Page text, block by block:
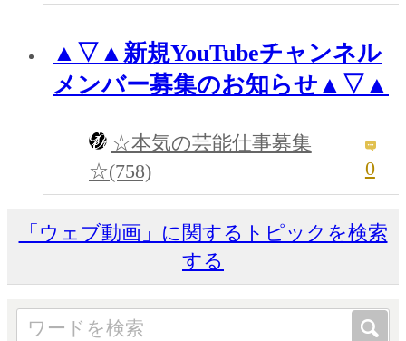
▲▽▲新規YouTubeチャンネル
メンバー募集のお知らせ▲▽▲
☆本気の芸能仕事募集
☆(758)
0
「ウェブ動画」に関するトピックを検索
する